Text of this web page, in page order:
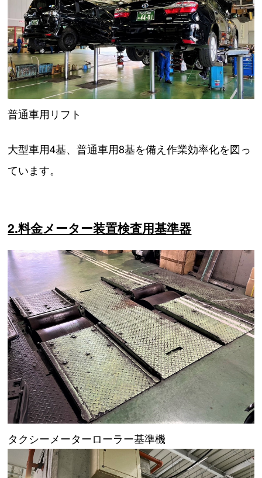
普通車用リフト
大型車用4基、普通車用8基を備え作業効率化を図っ
ています。
2.料金メーター装置検査用基準器
タクシーメーターローラー基準機